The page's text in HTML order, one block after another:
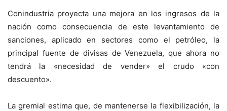
Conindustria proyecta una mejora en los ingresos de la
nación como consecuencia de este levantamiento de
sanciones, aplicado en sectores como el petróleo, la
principal fuente de divisas de Venezuela, que ahora no
tendrá la «necesidad de vender» el crudo «con
descuento».
La gremial estima que, de mantenerse la flexibilización, la